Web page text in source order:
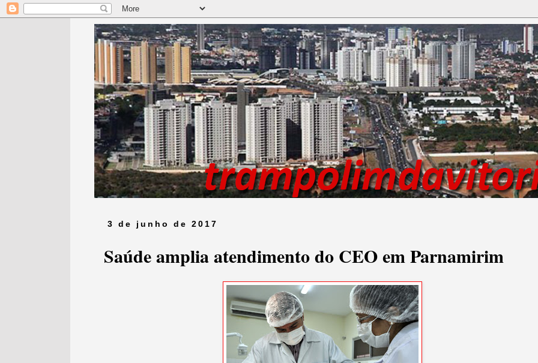
3 de junho de 2017
Saúde amplia atendimento do CEO em Parnamirim